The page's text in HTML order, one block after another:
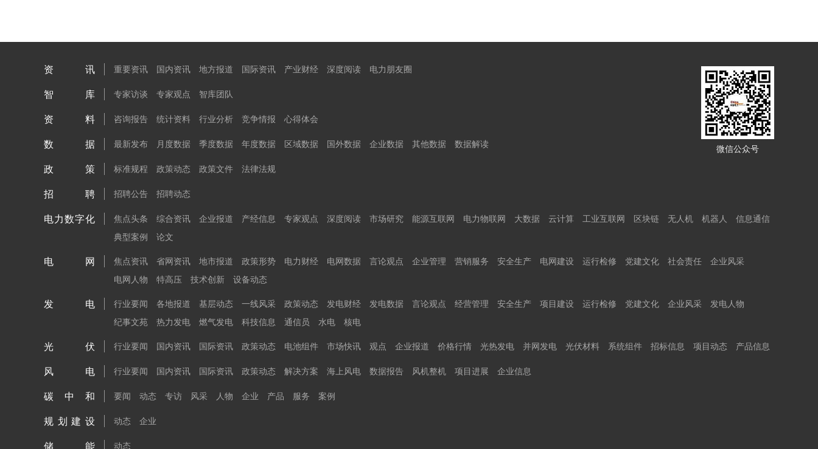
微信公众号
资讯 重要资讯 国内资讯 地方报道 国际资讯 产业财经 深度阅读 电力朋友圈
智库 专家访谈 专家观点 智库团队
资料 咨询报告 统计资料 行业分析 竞争情报 心得体会
数据 最新发布 月度数据 季度数据 年度数据 区域数据 国外数据 企业数据 其他数据 数据解读
政策 标准规程 政策动态 政策文件 法律法规
招聘 招聘公告 招聘动态
电力数字化 焦点头条 综合资讯 企业报道 产经信息 专家观点 深度阅读 市场研究 能源互联网 电力物联网 大数据 云计算 工业互联网 区块链 无人机 机器人
信息通信
典型案例
论文
电网 焦点资讯 省网资讯 地市报道 政策形势 电力财经 电网数据 言论观点 企业管理 营销服务 安全生产 电网建设 运行检修 党建文化 社会责任
企业风采
电网人物
特高压 技术创新 设备动态
发电 行业要闻 各地报道 基层动态 一线风采 政策动态 发电财经 发电数据 言论观点 经营管理 安全生产 项目建设 运行检修 党建文化 企业风采
发电人物
纪事文苑
热力发电 燃气发电 科技信息 通信员 水电 核电
光伏 行业要闻 国内资讯 国际资讯 政策动态 电池组件 市场快讯 观点 企业报道 价格行情 光热发电 并网发电 光伏材料 系统组件 招标信息 项目动态 产品信息
风电 行业要闻 国内资讯 国际资讯 政策动态 解决方案 海上风电 数据报告 风机整机 项目进展 企业信息
碳中和 要闻 动态 专访 风采 人物 企业 产品 服务 案例
规划建设 动态 企业
储能 动态